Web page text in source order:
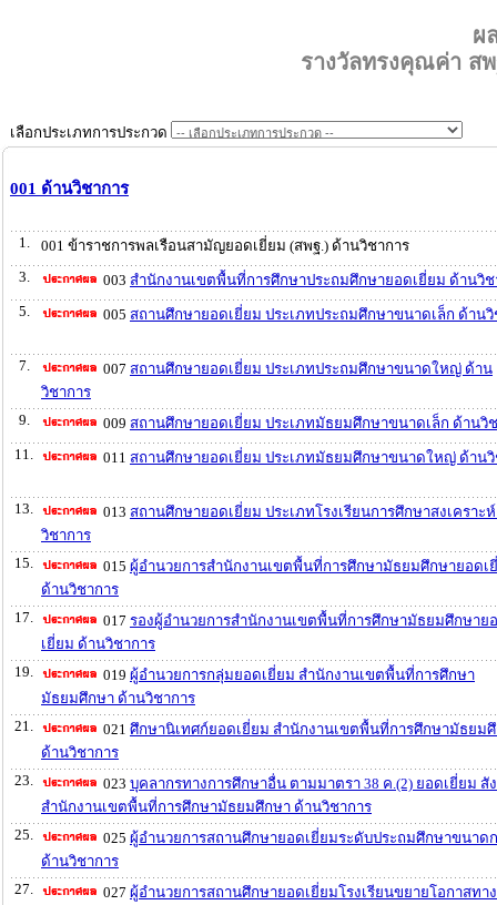
ผ
รางวัลทรงคุณค่า ส
เลือกประเภทการประกวด
001 ด้านวิชาการ
1.
001 ข้าราชการพลเรือนสามัญยอดเยี่ยม (สพฐ.) ด้านวิชาการ
3.
003 สำนักงานเขตพื้นที่การศึกษาประถมศึกษายอดเยี่ยม ด้านวิช
5.
005 สถานศึกษายอดเยี่ยม ประเภทประถมศึกษาขนาดเล็ก ด้านวิ
7. 007 สถานศึกษายอดเยี่ยม ประเภทประถมศึกษาขนาดใหญ่ ด้าน
วิชาการ
9.
009 สถานศึกษายอดเยี่ยม ประเภทมัธยมศึกษาขนาดเล็ก ด้านวิ
11.
011 สถานศึกษายอดเยี่ยม ประเภทมัธยมศึกษาขนาดใหญ่ ด้านวิ
13. 013 สถานศึกษายอดเยี่ยม ประเภทโรงเรียนการศึกษาสงเคราะ
วิชาการ
15.
015 ผู้อำนวยการสำนักงานเขตพื้นที่การศึกษามัธยมศึกษายอดเ
ด้านวิชาการ
17.
017 รองผู้อำนวยการสำนักงานเขตพื้นที่การศึกษามัธยมศึกษาย
เยี่ยม ด้านวิชาการ
19.
019 ผู้อำนวยการกลุ่มยอดเยี่ยม สำนักงานเขตพื้นที่การศึกษา
มัธยมศึกษา ด้านวิชาการ
21.
021 ศึกษานิเทศก์ยอดเยี่ยม สำนักงานเขตพื้นที่การศึกษามัธยม
ด้านวิชาการ
23.
023 บุคลากรทางการศึกษาอื่น ตามมาตรา 38 ค.(2) ยอดเยี่ยม สั
สำนักงานเขตพื้นที่การศึกษามัธยมศึกษา ด้านวิชาการ
25.
025 ผู้อำนวยการสถานศึกษายอดเยี่ยมระดับประถมศึกษาขนาด
ด้านวิชาการ
27.
027 ผู้อำนวยการสถานศึกษายอดเยี่ยมโรงเรียนขยายโอกาสทา